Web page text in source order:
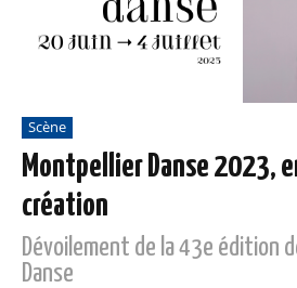
Scène
Montpellier Danse 2023,
création
Dévoilement de la 43e édition
Danse